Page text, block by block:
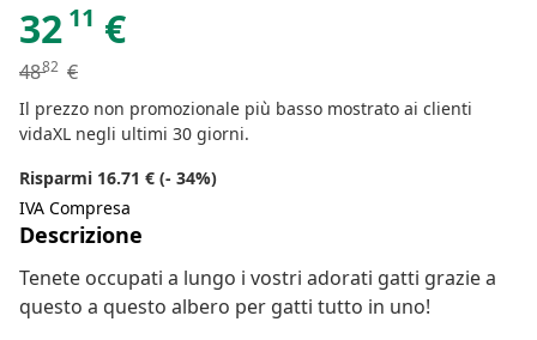
32 11 €
4882 €
Il prezzo non promozionale più basso mostrato ai clienti
vidaXL negli ultimi 30 giorni.
Risparmi 16.71 € (- 34%)
IVA Compresa
Descrizione
Tenete occupati a lungo i vostri adorati gatti grazie a
questo a questo albero per gatti tutto in uno!